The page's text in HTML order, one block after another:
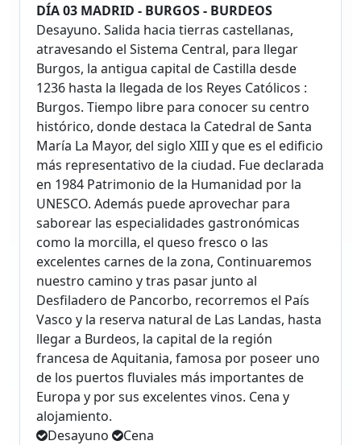
DÍA 03 MADRID - BURGOS - BURDEOS
Desayuno. Salida hacia tierras castellanas,
atravesando el Sistema Central, para llegar
Burgos, la antigua capital de Castilla desde
1236 hasta la llegada de los Reyes Católicos :
Burgos. Tiempo libre para conocer su centro
histórico, donde destaca la Catedral de Santa
María La Mayor, del siglo XIII y que es el edificio
más representativo de la ciudad. Fue declarada
en 1984 Patrimonio de la Humanidad por la
UNESCO. Además puede aprovechar para
saborear las especialidades gastronómicas
como la morcilla, el queso fresco o las
excelentes carnes de la zona, Continuaremos
nuestro camino y tras pasar junto al
Desfiladero de Pancorbo, recorremos el País
Vasco y la reserva natural de Las Landas, hasta
llegar a Burdeos, la capital de la región
francesa de Aquitania, famosa por poseer uno
de los puertos fluviales más importantes de
Europa y por sus excelentes vinos. Cena y
alojamiento.
Desayuno
Cena